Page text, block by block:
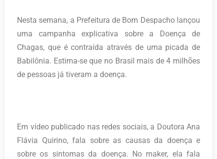
Nesta semana, a Prefeitura de Bom Despacho lançou
uma campanha explicativa sobre a Doença de
Chagas, que é contraída através de uma picada de
Babilônia. Estima-se que no Brasil mais de 4 milhões
de pessoas já tiveram a doença.
Em vídeo publicado nas redes sociais, a Doutora Ana
Flávia Quirino, fala sobre as causas da doença e
sobre os sintomas da doença. No maker, ela fala